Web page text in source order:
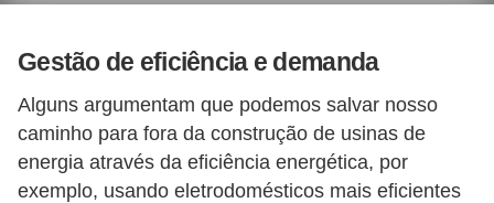
Gestão de eficiência e demanda
Alguns argumentam que podemos salvar nosso
caminho para fora da construção de usinas de
energia através da eficiência energética, por
exemplo, usando eletrodomésticos mais eficientes